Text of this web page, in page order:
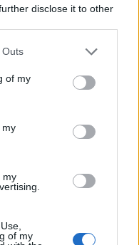
disclose it to other
one or more Google
You may click to
its third-party tags to
in below Google
Outs
of my
my
my
of my
egy nappal - a ...